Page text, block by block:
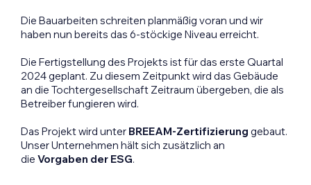
Die Bauarbeiten schreiten planmäßig voran und wir
haben nun bereits das 6-stöckige Niveau erreicht.
Die Fertigstellung des Projekts ist für das erste Quartal
2024 geplant. Zu diesem Zeitpunkt wird das Gebäude
an die Tochtergesellschaft Zeitraum übergeben, die als
Betreiber fungieren wird.
Das Projekt wird unter BREEAM-Zertifizierung gebaut.
Unser Unternehmen hält sich zusätzlich an
die Vorgaben der ESG.